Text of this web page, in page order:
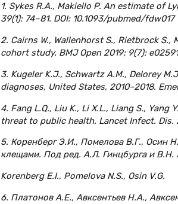
1. Sykes R.A., Makiello P. An estimate of
39(1): 74–81. DOI: 10.1093/pubmed/fdw017
2. Cairns W., Wallenhorst S., Rietbrock
cohort study. BMJ Open 2019; 9(7):
3. Kugeler K.J., Schwartz A.M., Delorey
diagnoses, United States, 2010–2018.
4. Fang L.Q., Liu K., Li X.L., Liang S.,
threat to public health. Lancet Infect. Dis.
5. Коренберг Э.И., Помелова В.Г., Осин
клещами. Под ред. А.Л. Гинцбурга и В.Н.
Korenberg E.I., Pomelova N.S., Osin V.G.
6. Платонов А.Е., Авксентьев Н.А.,